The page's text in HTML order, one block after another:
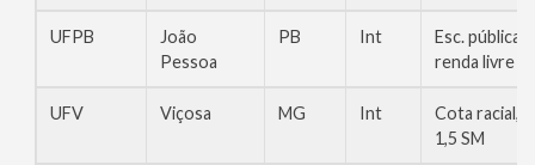
UFPB
João
Pessoa
PB Int
Esc. pública,
renda livre
UFV Viçosa MG Int
Cota racial,
1,5 SM